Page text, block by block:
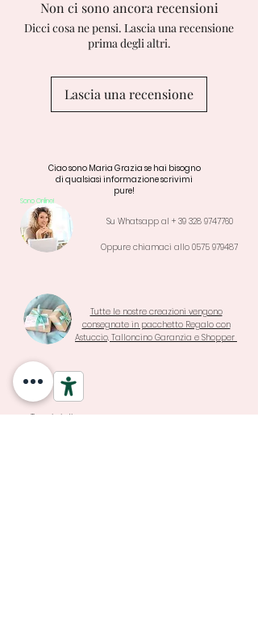
Non ci sono ancora recensioni
Dicci cosa ne pensi. Lascia una recensione
prima degli altri.
Lascia una recensione
Ciao sono Maria Grazia se hai bisogno
di qualsiasi informazione scrivimi
pure!
Sono Online!
Su Whatsapp al + 39 328 9747760
Oppure chiamaci allo 0575 979487
Tutte le nostre creazioni vengono
consegnate in pacchetto Regalo con
Astuccio, Talloncino Garanzia e Shopper
Termini di